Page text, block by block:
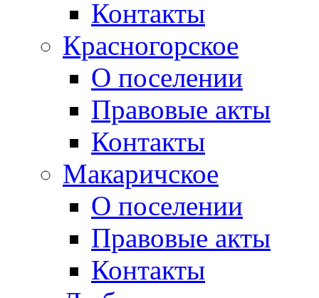
Контакты
Красногорское
О поселении
Правовые акты
Контакты
Макаричское
О поселении
Правовые акты
Контакты